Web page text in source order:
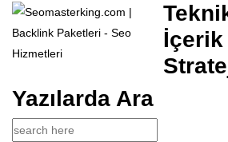
İçerik
Yazılarda Ara